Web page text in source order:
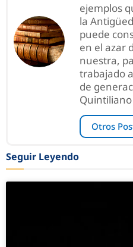
ejemplos
la
puede
en el azar
nuestra,
trabajado
de
Quintiliano
Otros
Seguir Leyendo